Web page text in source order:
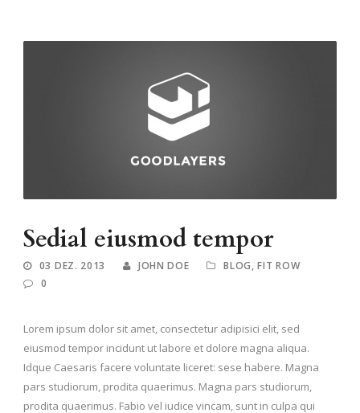
Sedial eiusmod tempor
03 DEZ. 2013 JOHN DOE BLOG, FIT ROW
0
Lorem ipsum dolor sit amet, consectetur adipisici elit, sed
eiusmod tempor incidunt ut labore et dolore magna aliqua.
Idque Caesaris facere voluntate liceret: sese habere. Magna
pars studiorum, prodita quaerimus. Magna pars studiorum,
prodita quaerimus. Fabio vel iudice vincam, sunt in culpa qui